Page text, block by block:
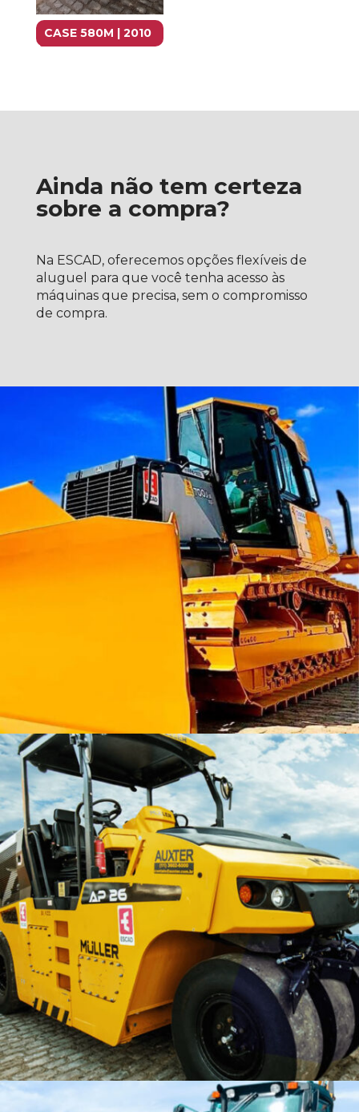
CASE 580M | 2010
Ainda não tem certeza
sobre a compra?
Na ESCAD, oferecemos opções flexíveis de
aluguel para que você tenha acesso às
máquinas que precisa, sem o compromisso
de compra.